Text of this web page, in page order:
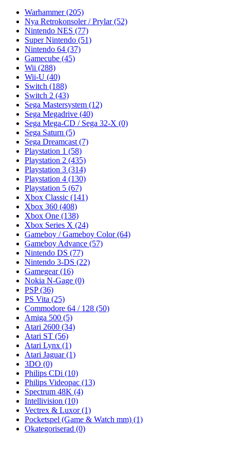
Warhammer(205)
Nya Retrokonsoler / Prylar(52)
Nintendo NES (77)
Super Nintendo (51)
Nintendo 64 (37)
Gamecube (45)
Wii (288)
Wii-U (40)
Switch (188)
Switch 2 (43)
Sega Mastersystem (12)
Sega Megadrive (40)
Sega Mega-CD / Sega 32-X (0)
Sega Saturn (5)
Sega Dreamcast (7)
Playstation 1 (58)
Playstation 2 (435)
Playstation 3 (314)
Playstation 4 (130)
Playstation 5 (67)
Xbox Classic (141)
Xbox 360 (408)
Xbox One (138)
Xbox Series X (24)
Gameboy / Gameboy Color(64)
Gameboy Advance (57)
Nintendo DS (77)
Nintendo 3-DS (22)
Gamegear(16)
Nokia N-Gage (0)
PSP(36)
PS Vita (25)
Commodore 64 / 128 (50)
Amiga 500 (5)
Atari 2600 (34)
Atari ST (56)
Atari Lynx (1)
Atari Jaguar(1)
3DO (0)
Philips CDi (10)
Philips Videopac (13)
Spectrum 48K (4)
Intellivision (10)
Vectrex & Luxor(1)
Pocketspel (Game & Watch mm) (1)
Okategoriserad (0)